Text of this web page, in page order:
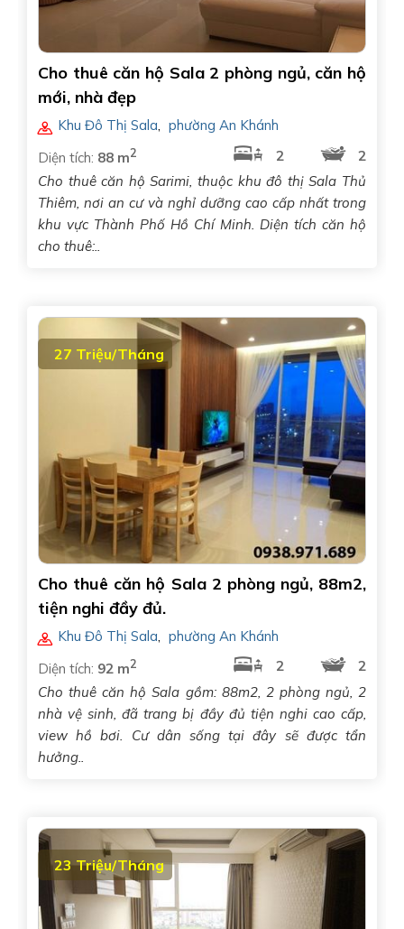
Cho thuê căn hộ Sala 2 phòng ngủ, căn hộ
mới, nhà đẹp
Khu Đô Thị Sala, phường An Khánh
Diện tích: 88 m2 2
2
Cho thuê căn hộ Sarimi, thuộc khu đô thị Sala Thủ
Thiêm, nơi an cư và nghỉ dưỡng cao cấp nhất trong
khu vực Thành Phố Hồ Chí Minh. Diện tích căn hộ
cho thuê:..
27 Triệu/Tháng
Cho thuê căn hộ Sala 2 phòng ngủ, 88m2,
tiện nghi đầy đủ.
Khu Đô Thị Sala
phường An Khánh
Diện tích: 92 m2 2
2
Cho thuê căn hộ Sala gồm: 88m2, 2 phòng ngủ, 2
nhà vệ sinh, đã trang bị đầy đủ tiện nghi cao cấp,
view hồ bơi. Cư dân sống tại đây sẽ được tẩn
hưởng..
23 Triệu/Tháng